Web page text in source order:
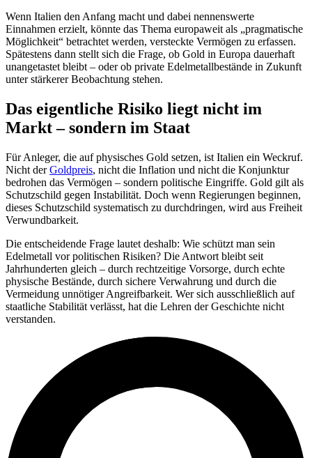
Wenn Italien den Anfang macht und dabei nennenswerte
Einnahmen erzielt, könnte das Thema europaweit als „pragmatische
Möglichkeit“ betrachtet werden, versteckte Vermögen zu erfassen.
Spätestens dann stellt sich die Frage, ob Gold in Europa dauerhaft
unangetastet bleibt – oder ob private Edelmetallbestände in Zukunft
unter stärkerer Beobachtung stehen.
Das eigentliche Risiko liegt nicht im
Markt – sondern im Staat
Für Anleger, die auf physisches Gold setzen, ist Italien ein Weckruf.
Nicht derGoldpreis, nicht die Inflation und nicht die Konjunktur
bedrohen das Vermögen – sondern politische Eingriffe. Gold gilt als
Schutzschild gegen Instabilität. Doch wenn Regierungen beginnen,
dieses Schutzschild systematisch zu durchdringen, wird aus Freiheit
Verwundbarkeit.
Die entscheidende Frage lautet deshalb: Wie schützt man sein
Edelmetall vor politischen Risiken? Die Antwort bleibt seit
Jahrhunderten gleich – durch rechtzeitige Vorsorge, durch echte
physische Bestände, durch sichere Verwahrung und durch die
Vermeidung unnötiger Angreifbarkeit. Wer sich ausschließlich auf
staatliche Stabilität verlässt, hat die Lehren der Geschichte nicht
verstanden.